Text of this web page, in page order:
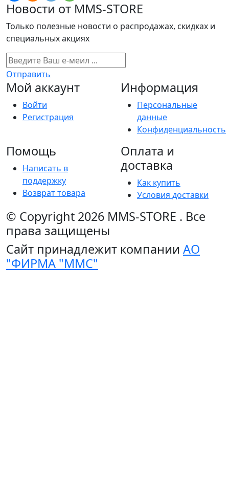
Новости от MMS-STORE
Только полезные новости о распродажах, скидках и
специальных акциях
Отправить
Мой аккаунт
Войти
Регистрация
Информация
Персональные
данные
Конфиденциальность
Помощь
Написать в
поддержку
Возврат товара
Оплата и
доставка
Как купить
Условия доставки
© Copyright 2026 MMS-STORE . Все
права защищены
Сайт принадлежит компании АО
"ФИРМА "ММС"